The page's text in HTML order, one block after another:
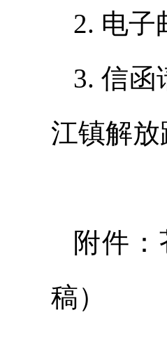
2. 电子
3. 信函
江镇解放
附件
稿）